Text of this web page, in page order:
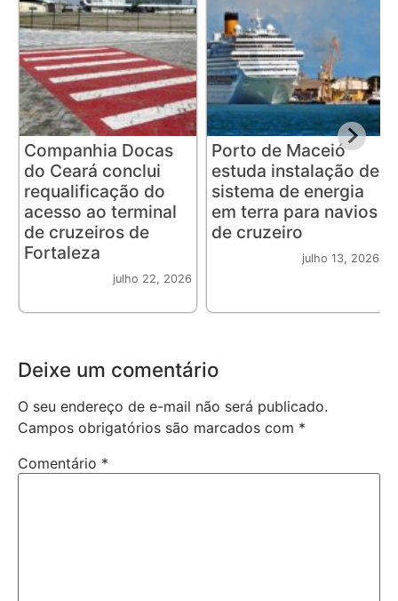
Companhia Docas
do Ceará conclui
requalificação do
acesso ao terminal
de cruzeiros de
Fortaleza
julho 22, 2026
Porto de Maceió
estuda instalação de
sistema de energia
em terra para navios
de cruzeiro
julho 13, 2026
Deixe um comentário
O seu endereço de e-mail não será publicado.
Campos obrigatórios são marcados com *
Comentário *